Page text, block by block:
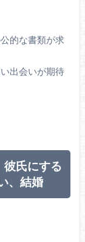
的な書類が求
出会いが期待
彼氏にする
、結婚